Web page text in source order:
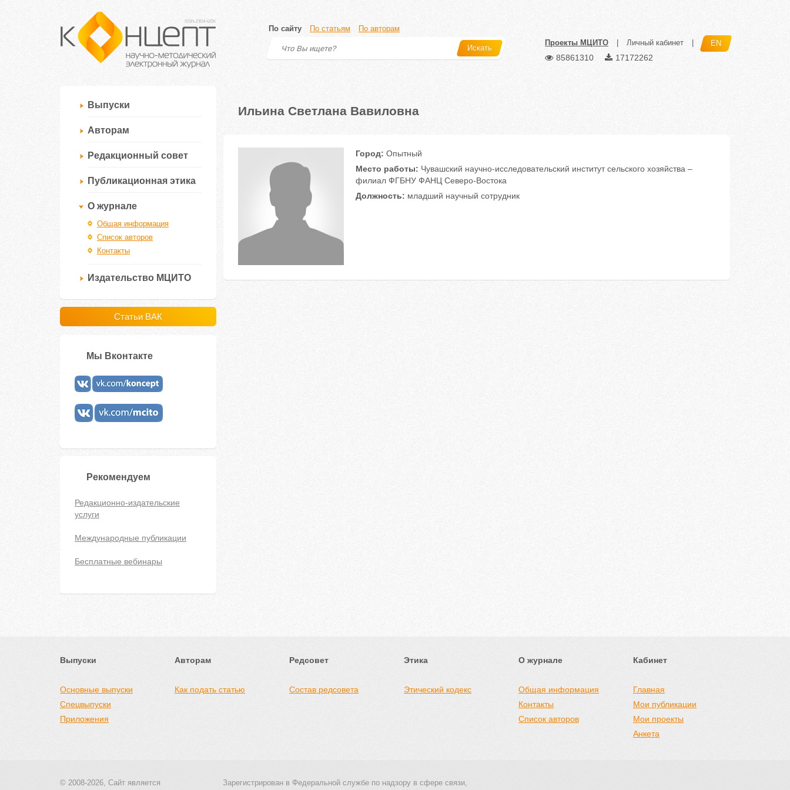
По сайту По статьям По авторам
Искать
Проекты МЦИТО Личный кабинет EN
85861310 17172262
Выпуски
Авторам
Редакционный совет
Публикационная этика
О журнале
Общая информация
Список авторов
Контакты
Издательство МЦИТО
Статьи ВАК
Мы Вконтакте
Рекомендуем
Редакционно-издательские
услуги
Международные публикации
Бесплатные вебинары
Ильина Светлана Вавиловна
Город: Опытный
Место работы: Чувашский научно-исследовательский институт сельского хозяйства –
филиал ФГБНУ ФАНЦ Северо-Востока
Должность: младший научный сотрудник
Выпуски
Основные выпуски
Спецвыпуски
Приложения
Авторам
Как подать статью
Редсовет
Состав редсовета
Этика
Этический кодекс
О журнале
Общая информация
Контакты
Список авторов
Кабинет
Главная
Мои публикации
Мои проекты
Анкета
© 2008-2026, Сайт является
Зарегистрирован в Федеральной службе по надзору в сфере связи,